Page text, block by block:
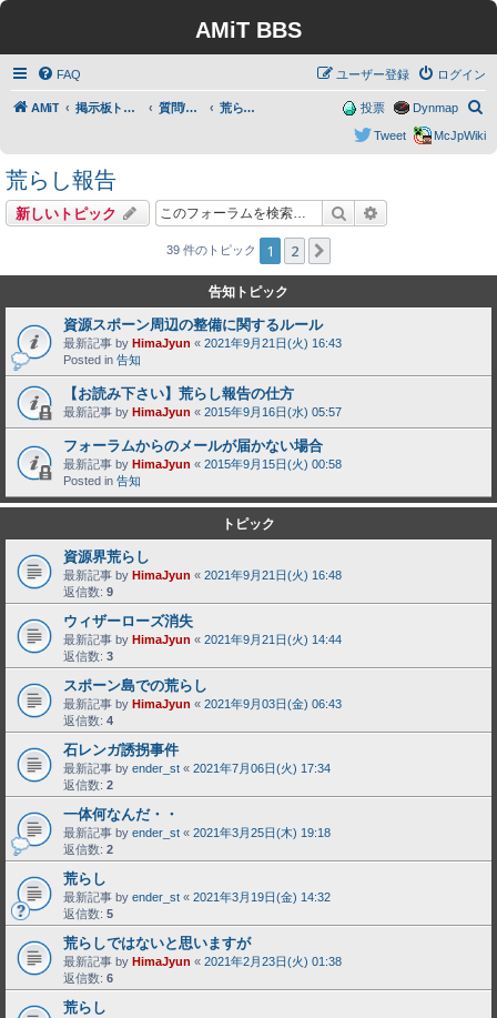
AMiT BBS
FAQ ログイン
ユーザー登録
AMiT 掲示板トップ 質問/要望/報告 荒らし報告
索
Dynmap
投票
McJpWiki
Tweet
荒らし報告
新しいトピック 検索
39 件のトピック 1 2
告知トピック
資源スポーン周辺の整備に関するルール
最新記事 by HimaJyun « 2021年9月21日(火) 16:43
Posted in 告知
【お読み下さい】荒らし報告の仕方
最新記事 by HimaJyun « 2015年9月16日(水) 05:57
フォーラムからのメールが届かない場合
最新記事 by HimaJyun « 2015年9月15日(火) 00:58
Posted in 告知
トピック
資源界荒らし
最新記事 by HimaJyun « 2021年9月21日(火) 16:48
返信数: 9
ウィザーローズ消失
最新記事 by HimaJyun « 2021年9月21日(火) 14:44
返信数: 3
スポーン島での荒らし
最新記事 by HimaJyun « 2021年9月03日(金) 06:43
返信数: 4
石レンガ誘拐事件
最新記事 by ender_st « 2021年7月06日(火) 17:34
返信数: 2
一体何なんだ・・
最新記事 by ender_st « 2021年3月25日(木) 19:18
返信数: 2
荒らし
最新記事 by ender_st « 2021年3月19日(金) 14:32
返信数: 5
荒らしではないと思いますが
最新記事 by HimaJyun « 2021年2月23日(火) 01:38
返信数: 6
荒らし